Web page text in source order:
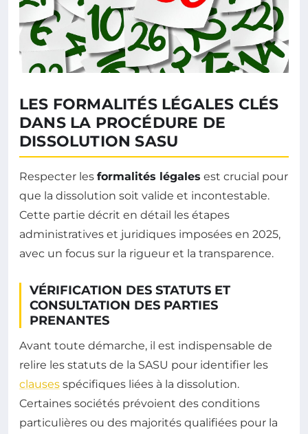
LES FORMALITÉS LÉGALES CLÉS
DANS LA PROCÉDURE DE
DISSOLUTION SASU
Respecter les formalités légales est crucial pour
que la dissolution soit valide et incontestable.
Cette partie décrit en détail les étapes
administratives et juridiques imposées en 2025,
avec un focus sur la rigueur et la transparence.
VÉRIFICATION DES STATUTS ET
CONSULTATION DES PARTIES
PRENANTES
Avant toute démarche, il est indispensable de
relire les statuts de la SASU pour identifier les
clauses spécifiques liées à la dissolution.
Certaines sociétés prévoient des conditions
particulières ou des majorités qualifiées pour la